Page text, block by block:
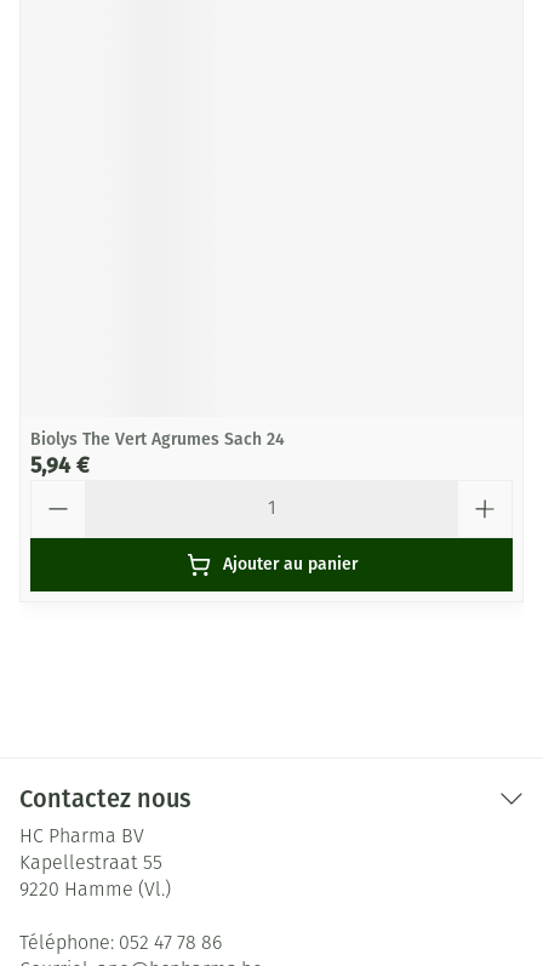
Biolys The Vert Agrumes Sach 24
5,94 €
Ajouter au panier
Contactez nous
HC Pharma BV
Kapellestraat 55
9220 Hamme (Vl.)
Téléphone: 052 47 78 86